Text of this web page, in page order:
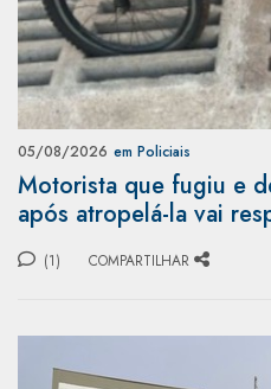
05/08/2026 em Policiais
Motorista que fugiu e
após atropelá-la vai
(1) COMPARTILHAR